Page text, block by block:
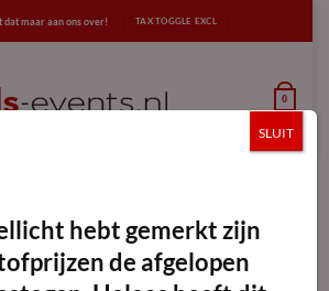
dat maar aan ons over!
0
bordenrek
FILTERS TOEPASSEN
hebt gemerkt zijn
de afgelopen
SLUIT